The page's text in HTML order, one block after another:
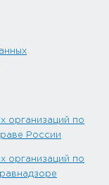
организаций по
России
организаций по